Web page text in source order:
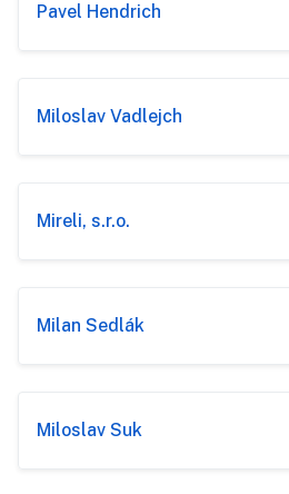
Pavel Hendrich
Miloslav Vadlejch
Mireli, s.r.o.
Milan Sedlák
Miloslav Suk